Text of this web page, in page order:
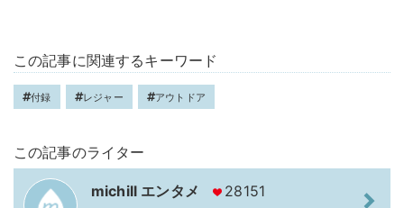
この記事に関連するキーワード
付録 レジャー アウトドア
この記事のライター
michill エンタメ 28151